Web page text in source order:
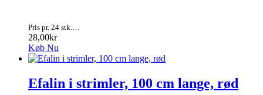
Pris pr. 24 stk.…
28,00kr
Køb Nu
Efalin i strimler, 100 cm lange, rød